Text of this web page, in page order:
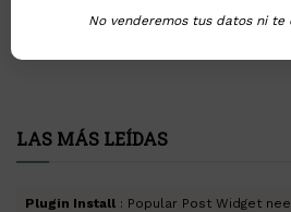
SIGUENOS EN FACEBOOK
LAS MÁS LEÍDAS
Plugin Install : Popular Post Widget
No venderemos tus datos ni te